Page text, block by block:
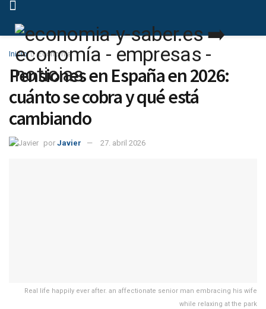
Inicio Economía
Pensiones en España en 2026:
cuánto se cobra y qué está
cambiando
por Javier 27. abril 2026
Real life happily ever after. an affectionate senior man embracing his wife
while relaxing at the park